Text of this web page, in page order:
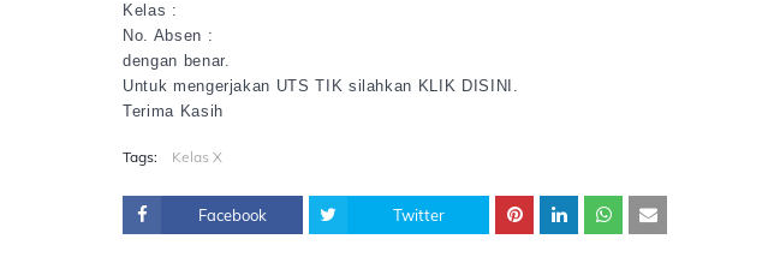
Kelas :
No. Absen :
dengan benar.
Untuk mengerjakan UTS TIK silahkan KLIK DISINI.
Terima Kasih
Tags: Kelas X
Facebook Twitter